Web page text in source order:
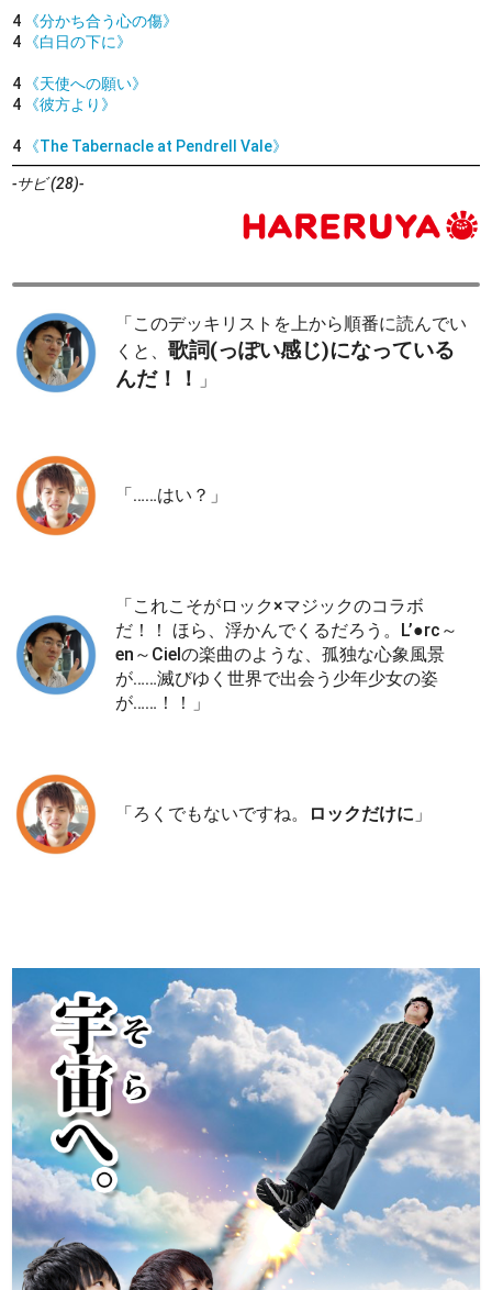
4
《分かち合う心の傷》
4
《白日の下に》
4
《天使への願い》
4
《彼方より》
4 《The Tabernacle at Pendrell Vale》
-サビ (28)-
「このデッキリストを上から順番に読んでい
くと、歌詞(っぽい感じ)になっている
んだ！！
」
「……はい？」
「これこそがロック×マジックのコラボ
だ！！ ほら、浮かんでくるだろう。L’●rc～
en～Cielの楽曲のような、孤独な心象風景
が……滅びゆく世界で出会う少年少女の姿
が……！！」
「ろくでもないですね。 ロックだけに 」